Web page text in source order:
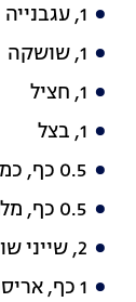
1, עגבנייה
1, שושקה
1, חציל
1, בצל
0.5 כף, כמון
0.5 כף, מלח
2, שייני שום
1 כף, אריסה